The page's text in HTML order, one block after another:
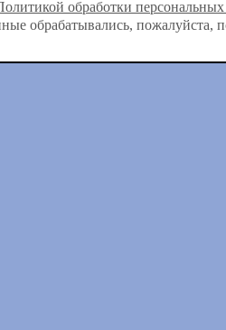
обработки
обрабатывались, пожалуйста,